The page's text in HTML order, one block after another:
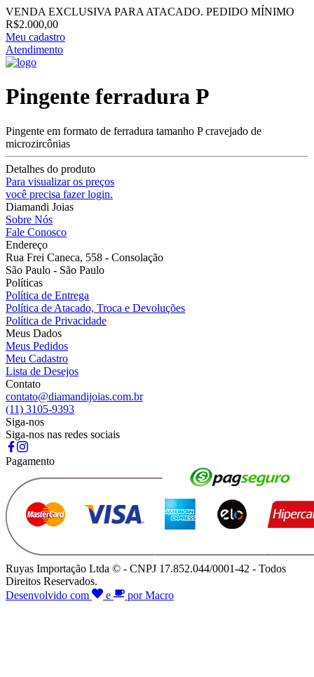
VENDA EXCLUSIVA PARA ATACADO. PEDIDO MÍNIMO
R$2.000,00
Meu cadastro
Atendimento
Pingente ferradura P
Pingente em formato de ferradura tamanho P cravejado de
microzircônias
Detalhes do produto
Para visualizar os preços
você precisa fazer login.
Diamandi Joias
Sobre Nós
Fale Conosco
Endereço
Rua Frei Caneca, 558 - Consolação
São Paulo - São Paulo
Políticas
Política de Entrega
Política de Atacado, Troca e Devoluções
Política de Privacidade
Meus Dados
Meus Pedidos
Meu Cadastro
Lista de Desejos
Contato
contato@diamandijoias.com.br
(11) 3105-9393
Siga-nos
Siga-nos nas redes sociais
Pagamento
Ruyas Importação Ltda © - CNPJ 17.852.044/0001-42 - Todos
Direitos Reservados.
Desenvolvido com
e por Macro